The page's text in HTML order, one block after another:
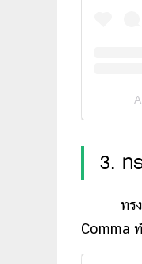
3. ท
ทรงผมที่
Comma